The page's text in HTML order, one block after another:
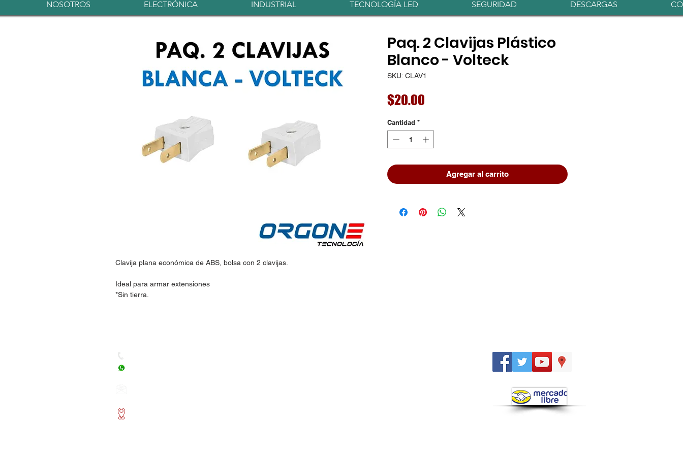
Iniciar sesión
NOSOTROS ELECTRÓNICA INDUSTRIAL TECNOLOGÍA LED SEGURIDAD DESCARGAS
Clavija plana económica de ABS, bolsa con 2 clavijas.
Ideal para armar extensiones
*Sin tierra.
Paq. 2 Clavijas Plástico
Blanco - Volteck
SKU: CLAV1
$20.00
Cantidad *
Agregar al carrito